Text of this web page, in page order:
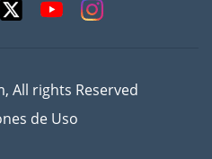
All rights Reserved
de Uso